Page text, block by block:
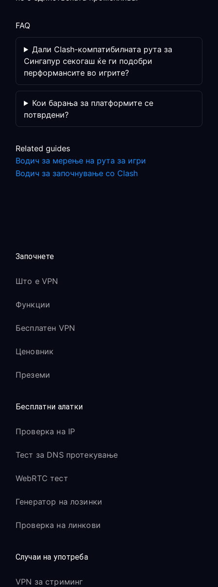
FAQ
Дали Clash-компатибилната рута за
Сингапур секогаш ќе ги подобри
перформансите во игрите?
Кои барања за платформите се
потврдени?
Related guides
Водич за мерење на рута за игри
Водич за започнување со Clash
Започнете
Што е VPN
Функции
Бесплатен VPN
Ценовник
Преземи
Бесплатни алатки
Проверка на IP
Тест за DNS протекување
WebRTC тест
Генератор на лозинки
Проверка на линкови
Случаи на употреба
VPN за стриминг